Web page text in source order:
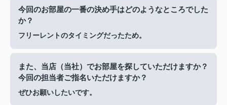
今回のお部屋の一番の決め手はどのようなところでした
か？
フリーレントのタイミングだったため。
また、当店（当社）でお部屋を探していただけますか？
今回の担当者ご指名いただけますか？
ぜひお願いしたいです。